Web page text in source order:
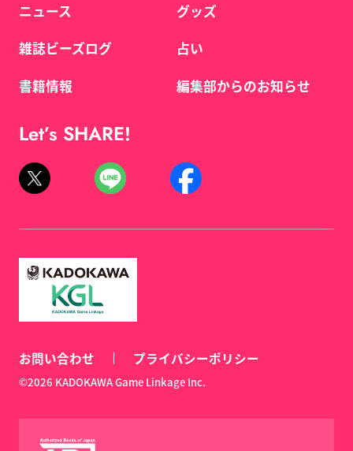
ニュース
雑誌ビーズログ
書籍情報
グッズ
占い
編集部からのお知らせ
Let’s SHARE!
お問い合わせ プライバシーポリシー
©2026 KADOKAWA Game Linkage Inc.